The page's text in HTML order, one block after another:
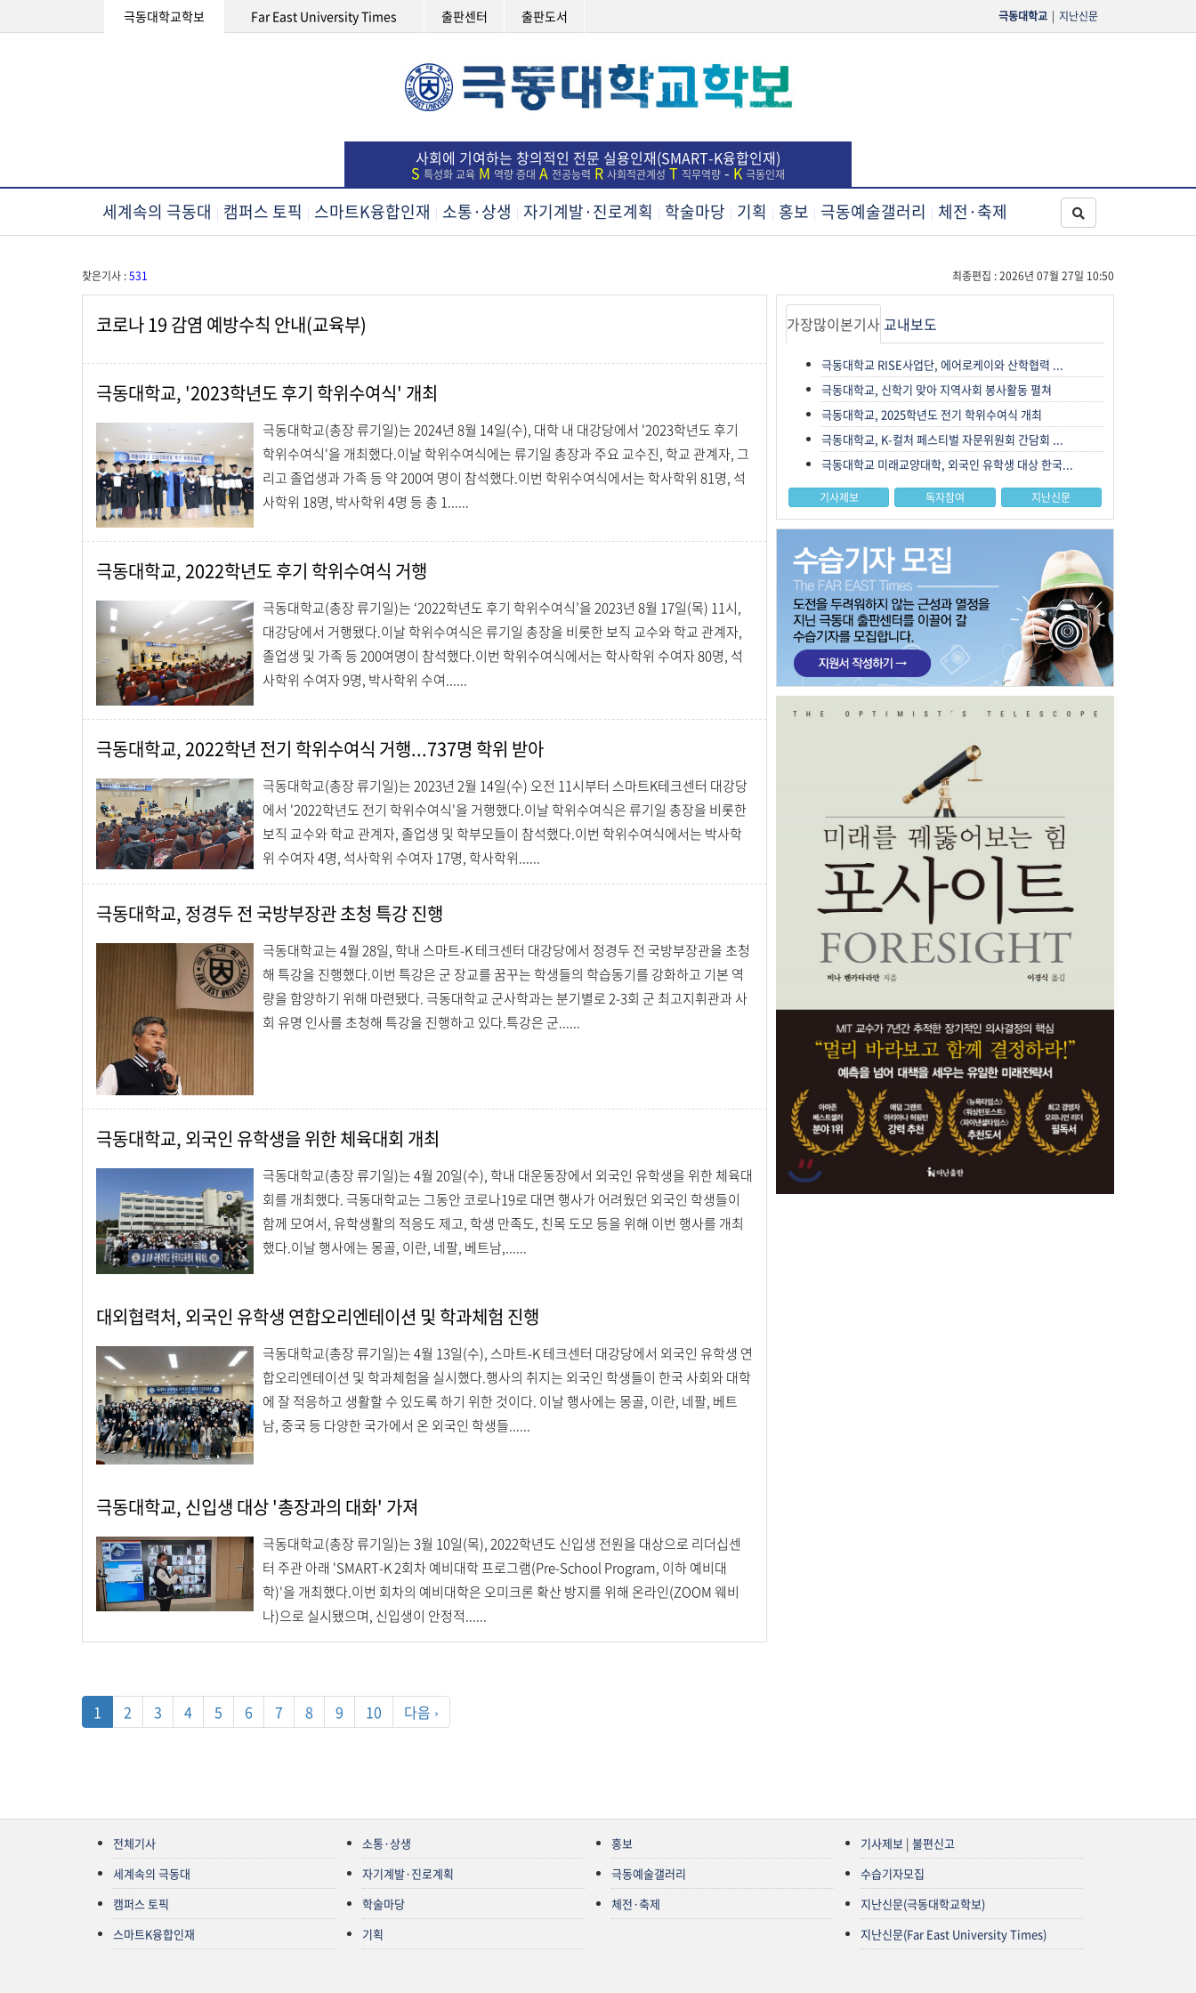
극동대학교학보 Far East University Times 출판센터 출판도서 극동대학교 | 지난신문
사회에 기여하는 창의적인 전문 실용인재(SMART-K융합인재)
S 특성화 교육 M 역량 증대 A 전공능력 R 사회적관계성 T 직무역량 -K 극동인재
세계속의 극동대 | 캠퍼스 토픽 | 스마트K융합인재 | 소통·상생 | 자기계발·진로계획 | 학술마당 | 기획 | 홍보 | 극동예술갤러리 | 체전·축제
최종편집 : 2026년 07월 27일 10:50
찾은기사 :531
코로나 19 감염 예방수칙 안내(교육부)
극동대학교, '2023학년도 후기 학위수여식' 개최
극동대학교(총장 류기일)는 2024년 8월 14일(수), 대학 내 대강당에서 '2023학년도 후기
학위수여식'을 개최했다.이날 학위수여식에는 류기일 총장과 주요 교수진, 학교 관계자, 그
리고 졸업생과 가족 등 약 200여 명이 참석했다.이번 학위수여식에서는 학사학위 81명, 석
사학위 18명, 박사학위 4명 등 총 1......
극동대학교, 2022학년도 후기 학위수여식 거행
극동대학교(총장 류기일)는 ‘2022학년도 후기 학위수여식’을 2023년 8월 17일(목) 11시,
대강당에서 거행됐다.이날 학위수여식은 류기일 총장을 비롯한 보직 교수와 학교 관계자,
졸업생 및 가족 등 200여명이 참석했다.이번 학위수여식에서는 학사학위 수여자 80명, 석
사학위 수여자 9명, 박사학위 수여......
극동대학교, 2022학년 전기 학위수여식 거행...737명 학위 받아
극동대학교(총장 류기일)는 2023년 2월 14일(수) 오전 11시부터 스마트K테크센터 대강당
에서 '2022학년도 전기 학위수여식'을 거행했다.이날 학위수여식은 류기일 총장을 비롯한
보직 교수와 학교 관계자, 졸업생 및 학부모들이 참석했다.이번 학위수여식에서는 박사학
위 수여자 4명, 석사학위 수여자 17명, 학사학위......
극동대학교, 정경두 전 국방부장관 초청 특강 진행
극동대학교는 4월 28일, 학내 스마트-K 테크센터 대강당에서 정경두 전 국방부장관을 초청
해 특강을 진행했다.이번 특강은 군 장교를 꿈꾸는 학생들의 학습동기를 강화하고 기본 역
량을 함양하기 위해 마련됐다. 극동대학교 군사학과는 분기별로 2-3회 군 최고지휘관과 사
회 유명 인사를 초청해 특강을 진행하고 있다.특강은 군......
극동대학교, 외국인 유학생을 위한 체육대회 개최
극동대학교(총장 류기일)는 4월 20일(수), 학내 대운동장에서 외국인 유학생을 위한 체육대
회를 개최했다. 극동대학교는 그동안 코로나19로 대면 행사가 어려웠던 외국인 학생들이
함께 모여서, 유학생활의 적응도 제고, 학생 만족도, 친목 도모 등을 위해 이번 행사를 개최
했다.이날 행사에는 몽골, 이란, 네팔, 베트남,......
대외협력처, 외국인 유학생 연합오리엔테이션 및 학과체험 진행
극동대학교(총장 류기일)는 4월 13일(수), 스마트-K 테크센터 대강당에서 외국인 유학생 연
합오리엔테이션 및 학과체험을 실시했다.행사의 취지는 외국인 학생들이 한국 사회와 대학
에 잘 적응하고 생활할 수 있도록 하기 위한 것이다. 이날 행사에는 몽골, 이란, 네팔, 베트
남, 중국 등 다양한 국가에서 온 외국인 학생들......
극동대학교, 신입생 대상 '총장과의 대화' 가져
극동대학교(총장 류기일)는 3월 10일(목), 2022학년도 신입생 전원을 대상으로 리더십센
터 주관 아래 'SMART-K 2회차 예비대학 프로그램(Pre-School Program, 이하 예비대
학)'을 개최했다.이번 회차의 예비대학은 오미크론 확산 방지를 위해 온라인(ZOOM 웨비
나)으로 실시됐으며, 신입생이 안정적......
1 2 3 4 5 6 7 8 9 10 다음 ›
가장많이본기사 교내보도
극동대학교 RISE사업단, 에어로케이와 산학협력 ...
극동대학교, 신학기 맞아 지역사회 봉사활동 펼쳐
극동대학교, 2025학년도 전기 학위수여식 개최
극동대학교, K-컬처 페스티벌 자문위원회 간담회 ...
극동대학교 미래교양대학, 외국인 유학생 대상 한국...
기사제보 독자참여 지난신문
전체기사
세계속의 극동대
캠퍼스 토픽
스마트K융합인재
소통·상생
자기계발·진로계획
학술마당
기획
홍보
극동예술갤러리
체전·축제
기사제보 | 불편신고
수습기자모집
지난신문(극동대학교학보)
지난신문(Far East University Times)